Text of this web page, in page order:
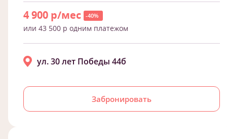
4 900 р/мес -40%
или 43 500 р одним платежом
Забронировать
ул. 30 лет Победы 44б